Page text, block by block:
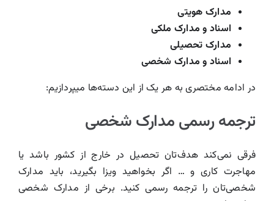
مدارک هویتی
اسناد و مدارک ملکی
مدارک تحصیلی
اسناد و مدارک شخصی
در ادامه مختصری به هر یک از این دسته‌ها میپردازیم:
ترجمه رسمی مدارک شخصی
فرقی نمی‌کند هدف‌تان تحصیل در خارج از کشور باشد یا
مهاجرت کاری و … اگر بخواهید ویزا بگیرید، باید مدارک
شخصی‌تان را ترجمه رسمی کنید. برخی از مدارک شخصی